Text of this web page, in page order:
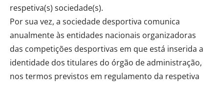
respetiva(s) sociedade(s).
Por sua vez, a sociedade desportiva comunica
anualmente às entidades nacionais organizadoras
das competições desportivas em que está inserida a
identidade dos titulares do órgão de administração,
nos termos previstos em regulamento da respetiva